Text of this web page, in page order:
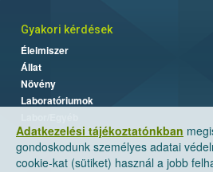
Adatkezelési tájékoztatónkban
gondoskodunk személyes adatai
cookie-kat (sütiket) használ a jobb
Gyakori kérdések
Élelmiszer
Állat
Növény
Laboratóriumok